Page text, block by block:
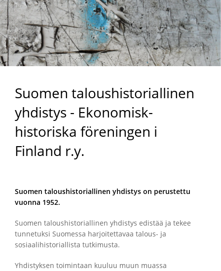
Suomen taloushistoriallinen
yhdistys - Ekonomisk-
historiska föreningen i
Finland r.y.
Suomen taloushistoriallinen yhdistys on perustettu
vuonna 1952.
Suomen taloushistoriallinen yhdistys edistää ja tekee
tunnetuksi Suomessa harjoitettavaa talous- ja
sosiaalihistoriallista tutkimusta.
Yhdistyksen toimintaan kuuluu muun muassa